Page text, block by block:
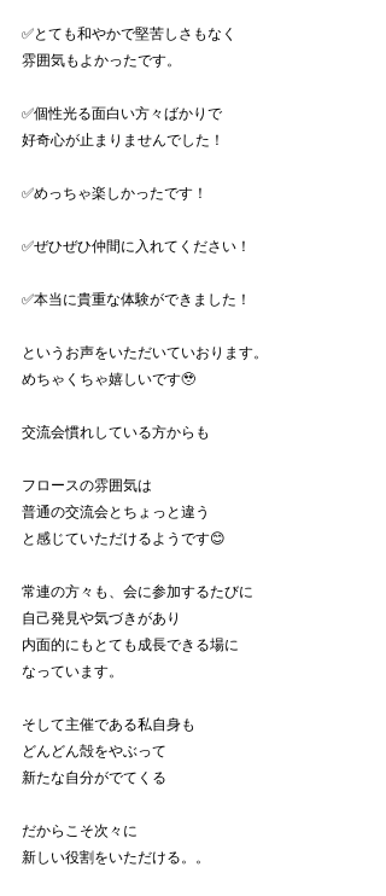
✅とても和やかで堅苦しさもなく
雰囲気もよかったです。
✅個性光る面白い方々ばかりで
好奇心が止まりませんでした！
✅めっちゃ楽しかったです！
✅ぜひぜひ仲間に入れてください！
✅本当に貴重な体験ができました！
というお声をいただいていおります。
めちゃくちゃ嬉しいです🥹
交流会慣れしている方からも
フロースの雰囲気は
普通の交流会とちょっと違う
と感じていただけるようです😊
常連の方々も、会に参加するたびに
自己発見や気づきがあり
内面的にもとても成長できる場に
なっています。
そして主催である私自身も
どんどん殻をやぶって
新たな自分がでてくる
だからこそ次々に
新しい役割をいただける。。